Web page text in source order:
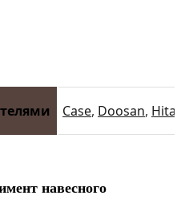
Case, Doosan,
навесного